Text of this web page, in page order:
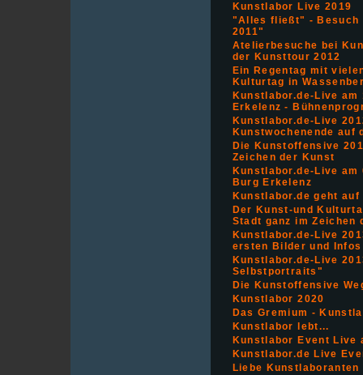
Kunstlabor Live 2019
"Alles fließt" - Besuch
2011"
Atelierbesuche bei
der Kunsttour 2012
Ein Regentag mit
Kulturtag in
Kunstlabor.de-Live
Erkelenz -
Kunstlabor.de-Live
Kunstwochenende auf
Die Kunstoffensive
Zeichen der Kunst
Kunstlabor.de-Live
Burg Erkelenz
Kunstlabor.de geht
Der Kunst-und
Stadt ganz im Zeichen
Kunstlabor.de-Live
ersten Bilder und
Kunstlabor.de-Live
Selbstportraits"
Die Kunstoffensive
Kunstlabor 2020
Das Gremium -
Kunstlabor lebt...
Kunstlabor Event Live
Kunstlabor.de Live
Liebe